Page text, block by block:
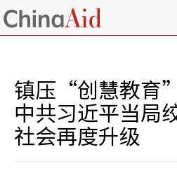
镇压“创慧教育”
中共习近平当局
社会再度升级